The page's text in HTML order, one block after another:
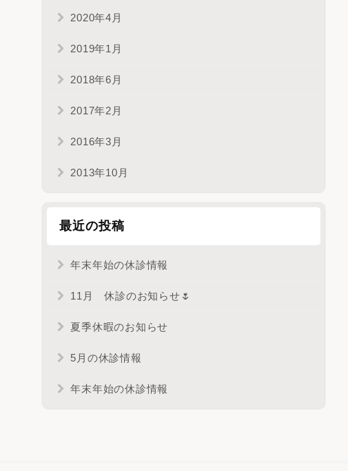
2020年4月
2019年1月
2018年6月
2017年2月
2016年3月
2013年10月
最近の投稿
年末年始の休診情報
11月 休診のお知らせ🌷
夏季休暇のお知らせ
5月の休診情報
年末年始の休診情報